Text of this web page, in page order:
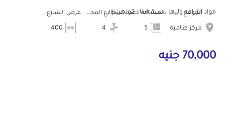
مواد الزراعه وليها نسبة #بناء 2ونص% ...
الموقع
مركز طامية
المساحة عدد الشوارع المحيطه عرض الشارع
70,000 جنيه